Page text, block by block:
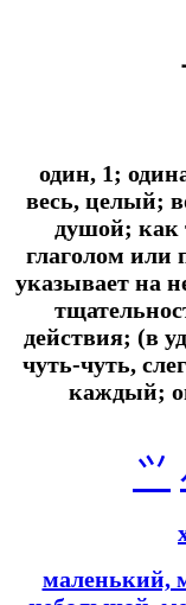
один, 1;
весь, целый;
душой; как
глаголом или
указывает на
действия; (в
чуть-чуть,
каждый;
⺍
маленький,